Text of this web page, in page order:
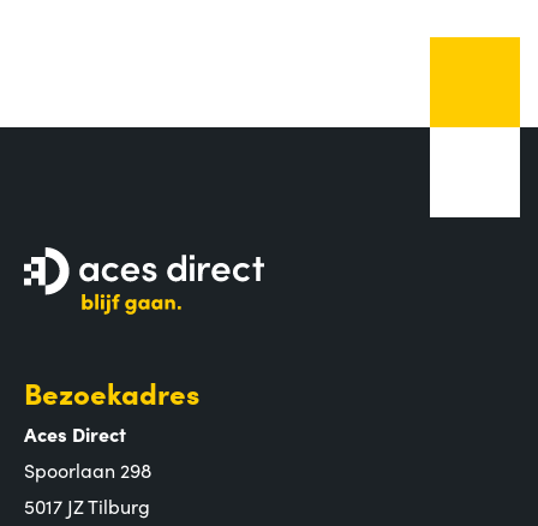
Bezoekadres
Aces Direct
Spoorlaan 298
5017 JZ Tilburg